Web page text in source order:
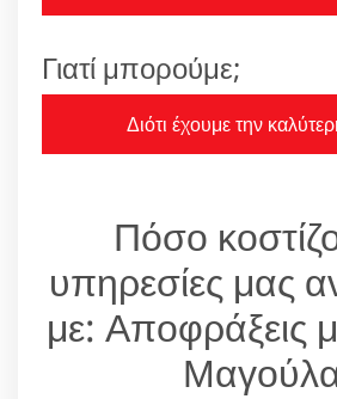
Γιατί μπορούμε;
Διότι έχουμε την
Πόσο
υπηρεσίες μας
με: Αποφράξεις